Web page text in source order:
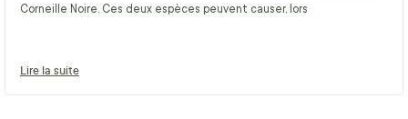
Corneille Noire. Ces deux espèces peuvent causer, lors
Lire la suite